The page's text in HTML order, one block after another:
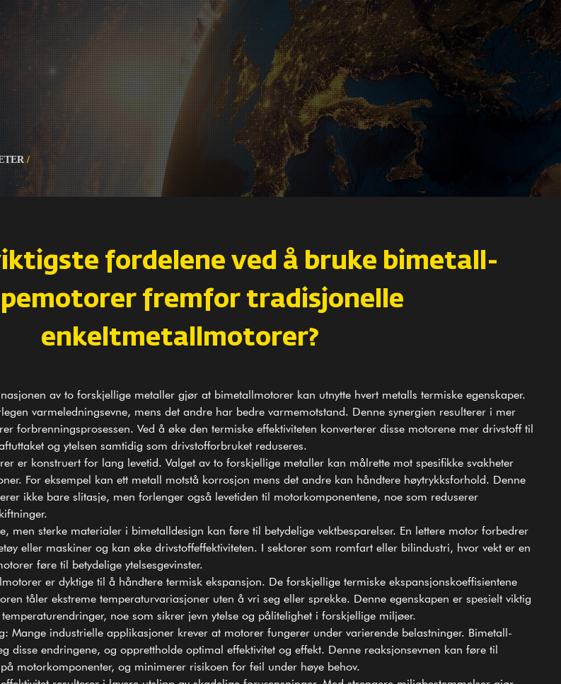
/
fordelene ved å bruke bimetall-
fremfor tradisjonelle
enkeltmetallmotorer?
av to forskjellige metaller gjør at bimetallmotorer kan utnytte hvert metalls termiske egenskaper.
varmeledningsevne, mens det andre har bedre varmemotstand. Denne synergien resulterer i mer
forbrenningsprosessen. Ved å øke den termiske effektiviteten konverterer disse motorene mer drivstoff til
og ytelsen samtidig som drivstofforbruket reduseres.
er konstruert for lang levetid. Valget av to forskjellige metaller kan målrette mot spesifikke svakheter
For eksempel kan ett metall motstå korrosjon mens det andre kan håndtere høytrykksforhold. Denne
ikke bare slitasje, men forlenger også levetiden til motorkomponentene, noe som reduserer
men sterke materialer i bimetalldesign kan føre til betydelige vektbesparelser. En lettere motor forbedrer
eller maskiner og kan øke drivstoffeffektiviteten. I sektorer som romfart eller bilindustri, hvor vekt er en
føre til betydelige ytelsesgevinster.
er dyktige til å håndtere termisk ekspansjon. De forskjellige termiske ekspansjonskoeffisientene
tåler ekstreme temperaturvariasjoner uten å vri seg eller sprekke. Denne egenskapen er spesielt viktig
noe som sikrer jevn ytelse og pålitelighet i forskjellige miljøer.
Mange industrielle applikasjoner krever at motorer fungerer under varierende belastninger. Bimetall-
disse endringene, og opprettholde optimal effektivitet og effekt. Denne reaksjonsevnen kan føre til
motorkomponenter, og minimerer risikoen for feil under høye behov.